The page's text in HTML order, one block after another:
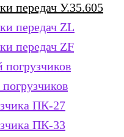
передач У.35.605
передач ZL
передач ZF
погрузчиков
ПК-27
ПК-33